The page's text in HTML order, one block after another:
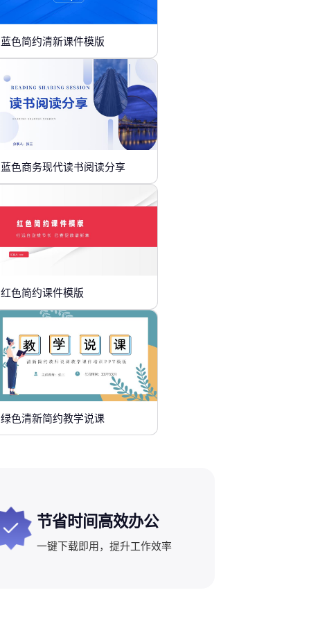
蓝色简约清新课件模版
蓝色商务现代读书阅读分享
红色简约课件模版
绿色清新简约教学说课
节省时间高效办公
一键下载即用，提升工作效率